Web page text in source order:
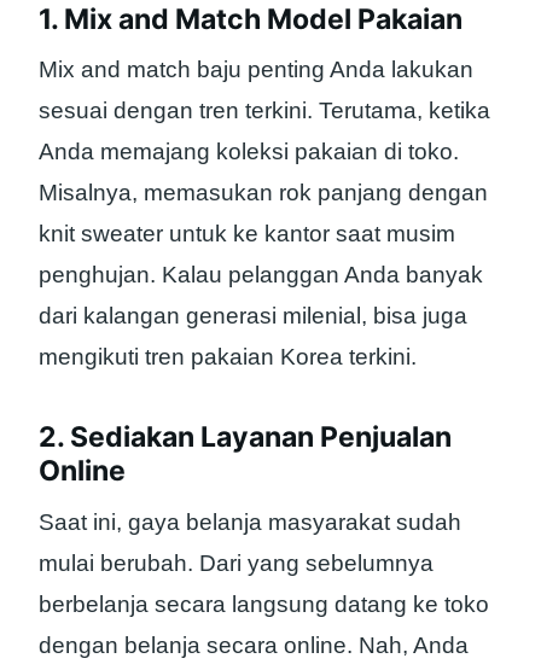
1. Mix and Match Model Pakaian
Mix and match baju penting Anda lakukan
sesuai dengan tren terkini. Terutama, ketika
Anda memajang koleksi pakaian di toko.
Misalnya, memasukan rok panjang dengan
knit sweater untuk ke kantor saat musim
penghujan. Kalau pelanggan Anda banyak
dari kalangan generasi milenial, bisa juga
mengikuti tren pakaian Korea terkini.
2. Sediakan Layanan Penjualan
Online
Saat ini, gaya belanja masyarakat sudah
mulai berubah. Dari yang sebelumnya
berbelanja secara langsung datang ke toko
dengan belanja secara online. Nah, Anda